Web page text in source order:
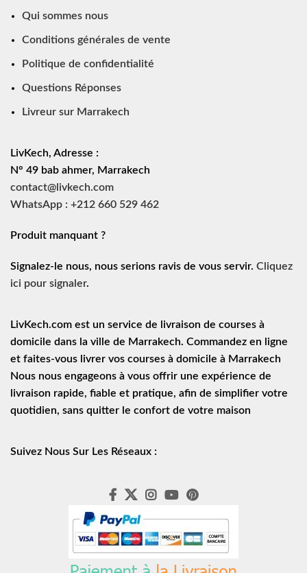
Qui sommes nous
Conditions générales de vente
Politique de confidentialité
Questions Réponses
Livreur sur Marrakech
LivKech, Adresse :
N° 49 bab ahmer, Marrakech
contact@livkech.com
WhatsApp : +212 660 529 462
Produit manquant ?
Signalez-le nous, nous serions ravis de vous servir. Cliquez
ici pour signaler.
LivKech.com est un service de
livraison de courses à
domicile dans la ville de Marrakech. Commandez en ligne
et faites-vous livrer vos courses à domicile à Marrakech
Nous nous engageons à vous offrir une expérience de
livraison rapide, fiable et pratique, afin de simplifier votre
quotidien, sans quitter le confort de votre maison
Suivez Nous Sur Les Réseaux :